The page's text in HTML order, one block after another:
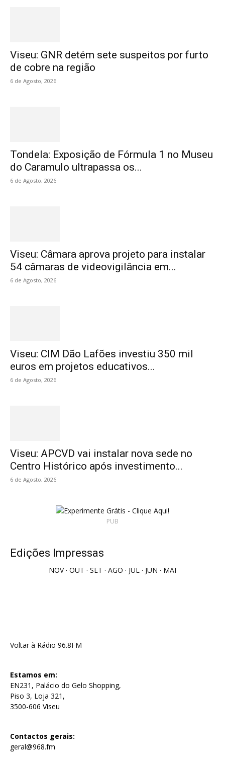
Viseu: GNR detém sete suspeitos por furto
de cobre na região
6 de Agosto, 2026
Tondela: Exposição de Fórmula 1 no Museu
do Caramulo ultrapassa os...
6 de Agosto, 2026
Viseu: Câmara aprova projeto para instalar
54 câmaras de videovigilância em...
6 de Agosto, 2026
Viseu: CIM Dão Lafões investiu 350 mil
euros em projetos educativos...
6 de Agosto, 2026
Viseu: APCVD vai instalar nova sede no
Centro Histórico após investimento...
6 de Agosto, 2026
PUB
Edições Impressas
NOV· OUT · SET · AGO · JUL · JUN · MAI
Voltar à Rádio 96.8FM
Estamos em:
EN231, Palácio do Gelo Shopping,
Piso 3, Loja 321,
3500-606 Viseu
Contactos gerais:
geral@968.fm